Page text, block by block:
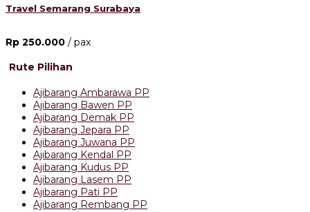
Travel Semarang Surabaya
Rp 250.000 / pax
Rute Pilihan
Ajibarang Ambarawa PP
Ajibarang Bawen PP
Ajibarang Demak PP
Ajibarang Jepara PP
Ajibarang Juwana PP
Ajibarang Kendal PP
Ajibarang Kudus PP
Ajibarang Lasem PP
Ajibarang Pati PP
Ajibarang Rembang PP